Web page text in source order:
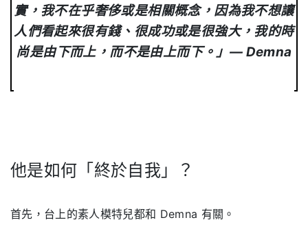
實，我不在乎奢侈或是相關概念，因為我不想讓
人們看起來很有錢、很成功或是很強大，我的時
尚是由下而上，而不是由上而下。」— Demna
他是如何「終於自我」？
首先，台上的素人模特兒都和 Demna 有關。